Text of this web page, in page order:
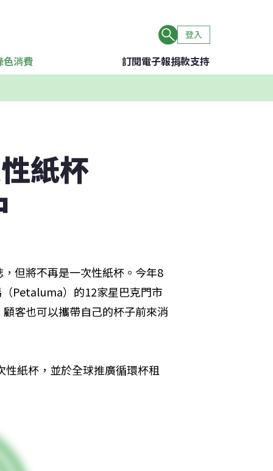
登入
色消費 訂閱電子報捐款支持
紙杯
但將不再是一次性紙杯。今年8
Petaluma）的12家星巴克門市
客也可以攜帶自己的杯子前來消
紙杯，並於全球推廣循環杯租